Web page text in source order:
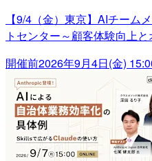
【9/4（金）東京】AIチーム
トセンター～顧客体験向上
開催前2026年9月4日(金)